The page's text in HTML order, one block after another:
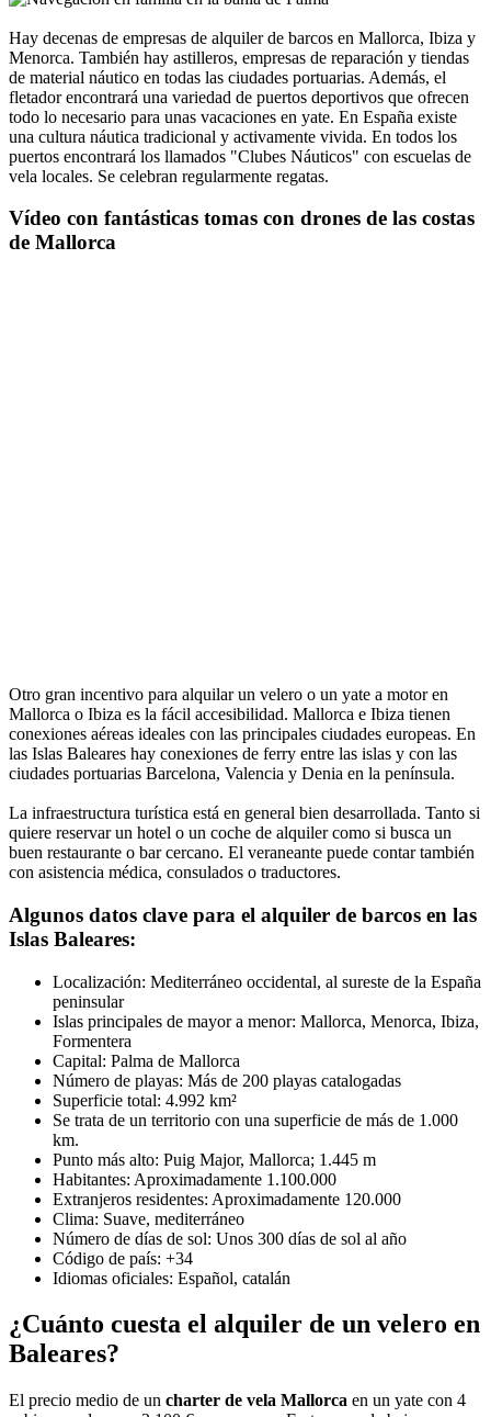
Hay decenas de empresas de alquiler de barcos en Mallorca, Ibiza y
Menorca. También hay astilleros, empresas de reparación y tiendas
de material náutico en todas las ciudades portuarias. Además, el
fletador encontrará una variedad de puertos deportivos que ofrecen
todo lo necesario para unas vacaciones en yate. En España existe
una cultura náutica tradicional y activamente vivida. En todos los
puertos encontrará los llamados "Clubes Náuticos" con escuelas de
vela locales. Se celebran regularmente regatas.
Vídeo con fantásticas tomas con drones de las costas
de Mallorca
Otro gran incentivo para alquilar un velero o un yate a motor en
Mallorca o Ibiza es la fácil accesibilidad. Mallorca e Ibiza tienen
conexiones aéreas ideales con las principales ciudades europeas. En
las Islas Baleares hay conexiones de ferry entre las islas y con las
ciudades portuarias Barcelona, Valencia y Denia en la península.
La infraestructura turística está en general bien desarrollada. Tanto si
quiere reservar un hotel o un coche de alquiler como si busca un
buen restaurante o bar cercano. El veraneante puede contar también
con asistencia médica, consulados o traductores.
Algunos datos clave para el alquiler de barcos en las
Islas Baleares:
Localización: Mediterráneo occidental, al sureste de la España
peninsular
Islas principales de mayor a menor: Mallorca, Menorca, Ibiza,
Formentera
Capital: Palma de Mallorca
Número de playas: Más de 200 playas catalogadas
Superficie total: 4.992 km²
Se trata de un territorio con una superficie de más de 1.000
km.
Punto más alto: Puig Major, Mallorca; 1.445 m
Habitantes: Aproximadamente 1.100.000
Extranjeros residentes: Aproximadamente 120.000
Clima: Suave, mediterráneo
Número de días de sol: Unos 300 días de sol al año
Código de país: +34
Idiomas oficiales: Español, catalán
¿Cuánto cuesta el alquiler de un velero en
Baleares?
El precio medio de un charter de vela Mallorca en un yate con 4